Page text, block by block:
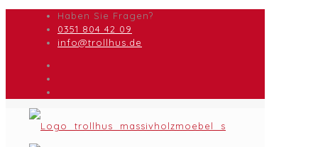
Haben Sie Fragen?
0351 804 42 09
info@trollhus.de